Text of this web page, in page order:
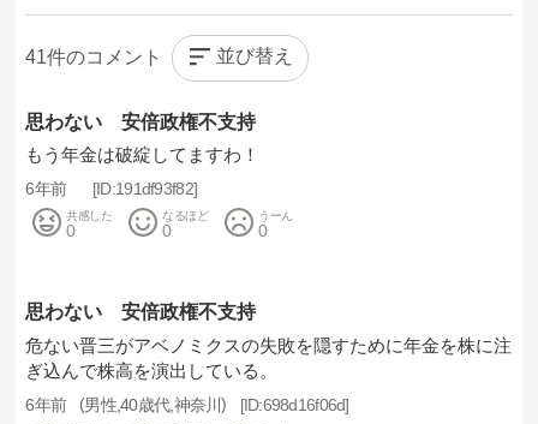
41 並び替え
思わない 安倍政権不支持
もう年金は破綻してますわ！
6年前 191df93f82
共感した
0
なるほど
0
うーん
0
思わない 安倍政権不支持
危ない晋三がアベノミクスの失敗を隠すために年金を株に注
ぎ込んで株高を演出している。
6年前 男性 40歳代 神奈川 698d16f06d